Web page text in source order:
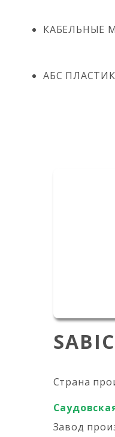
КАБЕЛЬНЫЕ
АБС ПЛАСТИК
Страна
Завод